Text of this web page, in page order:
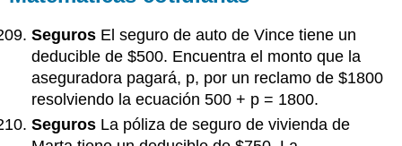
Seguros El seguro de auto de Vince tiene un
deducible de $500. Encuentra el monto que la
aseguradora pagará, p, por un reclamo de $1800
resolviendo la ecuación 500 + p = 1800.
Seguros La póliza de seguro de vivienda de